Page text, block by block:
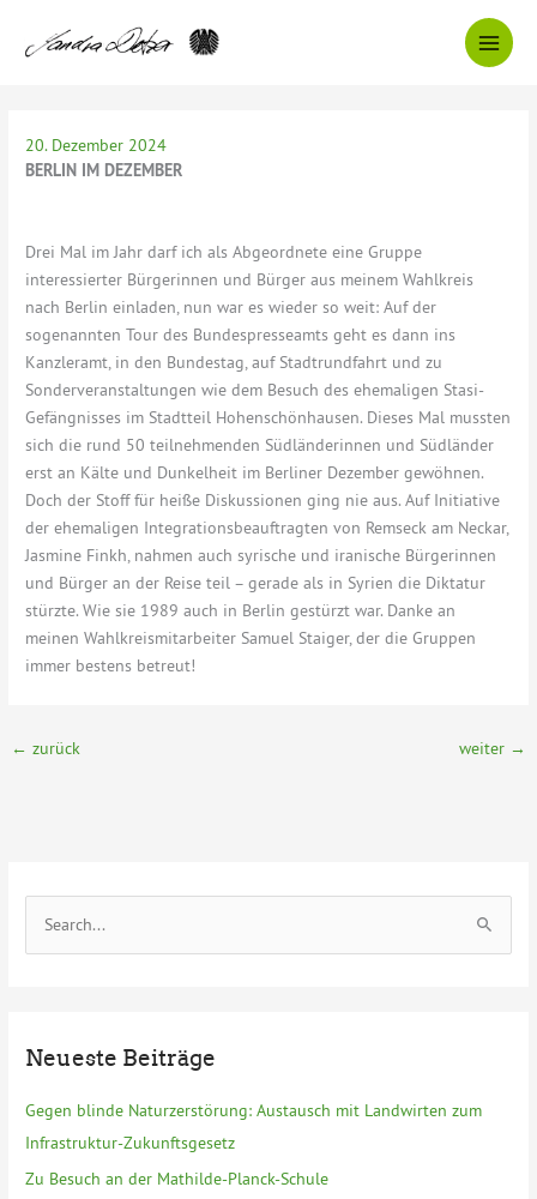
Inhalt
20. Dezember 2024
BERLIN IM DEZEMBER
Drei Mal im Jahr darf ich als Abgeordnete eine Gruppe
interessierter Bürgerinnen und Bürger aus meinem Wahlkreis
nach Berlin einladen, nun war es wieder so weit: Auf der
sogenannten Tour des Bundespresseamts geht es dann ins
Kanzleramt, in den Bundestag, auf Stadtrundfahrt und zu
Sonderveranstaltungen wie dem Besuch des ehemaligen Stasi-
Gefängnisses im Stadtteil Hohenschönhausen. Dieses Mal mussten
sich die rund 50 teilnehmenden Südländerinnen und Südländer
erst an Kälte und Dunkelheit im Berliner Dezember gewöhnen.
Doch der Stoff für heiße Diskussionen ging nie aus. Auf Initiative
der ehemaligen Integrationsbeauftragten von Remseck am Neckar,
Jasmine Finkh, nahmen auch syrische und iranische Bürgerinnen
und Bürger an der Reise teil – gerade als in Syrien die Diktatur
stürzte. Wie sie 1989 auch in Berlin gestürzt war. Danke an
meinen Wahlkreismitarbeiter Samuel Staiger, der die Gruppen
immer bestens betreut!
← zurück weiter →
n
n
a
c
Neueste Beiträge
Gegen blinde Naturzerstörung: Austausch mit Landwirten zum
Infrastruktur-Zukunftsgesetz
Zu Besuch an der Mathilde-Planck-Schule